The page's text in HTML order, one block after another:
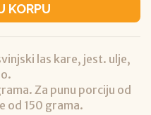
KORPU
las kare, jest. ulje,
Za punu porciju od
od 150 grama.